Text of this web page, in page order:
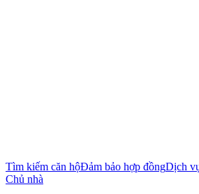
Tìm kiếm căn hộĐảm bảo hợp đồngDịch
Chủ nhà